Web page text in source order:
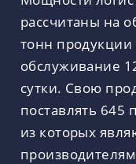
рассчитаны на
тонн
обслуживание
сутки. Свою
поставлять 645
из которых